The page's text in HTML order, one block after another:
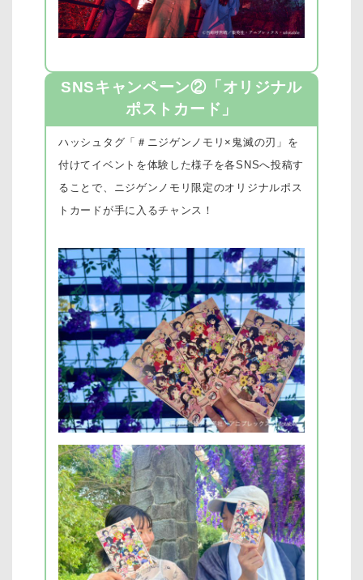
SNSキャンペーン②「オリジナル
ポストカード」
ハッシュタグ「＃ニジゲンノモリ×鬼滅の刃」を
付けてイベントを体験した様子を各SNSへ投稿す
ることで、ニジゲンノモリ限定のオリジナルポス
トカードが手に入るチャンス！